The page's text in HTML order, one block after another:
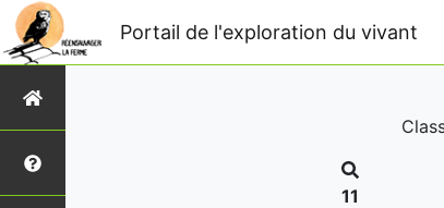
Portail de l'exploration du vivant
11